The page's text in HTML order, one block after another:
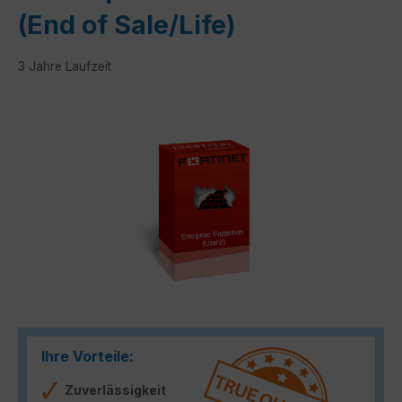
(End of Sale/Life)
3 Jahre Laufzeit
Ihre Vorteile:
Zuverlässigkeit